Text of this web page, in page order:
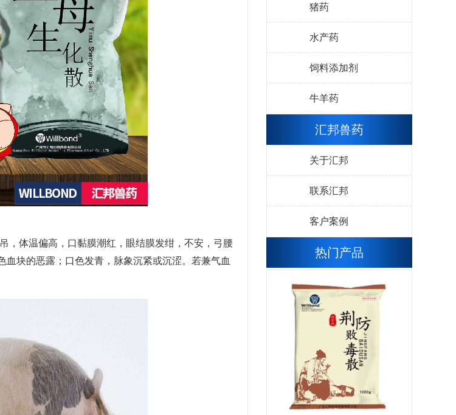
，体温偏高，口黏膜潮红，眼结膜发绀，不安，弓腰
块的恶露；口色发青，脉象沉紧或沉涩。若兼气血
猪药
水产药
饲料添加剂
牛羊药
汇邦兽药
关于汇邦
联系汇邦
客户案例
热门产品